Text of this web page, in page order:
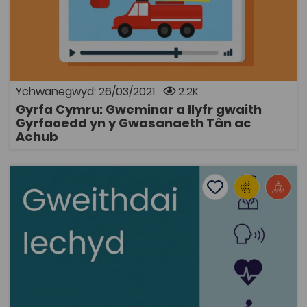
Ychwanegwyd: 26/03/2021 2.2K
Gyrfa Cymru: Gweminar a llyfr gwaith
Gyrfaoedd yn y Gwasanaeth Tân ac
Achub
Adnodd i ddysgwyr Cyfnod Allweddol 3 gan Gyrfa
Cymru i ddarganfod mwy am yrfa yn y Gwasanaeth
Tân. Bydd dysgwyr yn gwylio gweminar ac yn cwblhau
llyfr gwaith.
AGOR
Gweithdai Iechyd 2021 (Mai 2021)
Add to favourites
Dyddiad cyhoeddi: 2021 Add to favourites
Gweithdai Iechyd 2021 (Mai 2021)
4.9K
Cymraeg Yn Unig
Cyfres o bedwar gweithdy rhithiol i fyfyrwyr blwyddyn